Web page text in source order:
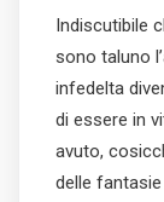
Indiscutibile
sono taluno
infedelta
di essere in
avuto,
delle